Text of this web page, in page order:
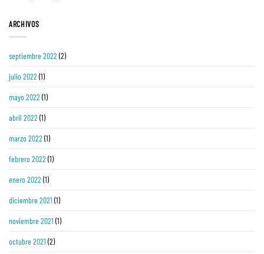
ARCHIVOS
septiembre 2022 (2)
julio 2022 (1)
mayo 2022 (1)
abril 2022 (1)
marzo 2022 (1)
febrero 2022 (1)
enero 2022 (1)
diciembre 2021 (1)
noviembre 2021 (1)
octubre 2021 (2)